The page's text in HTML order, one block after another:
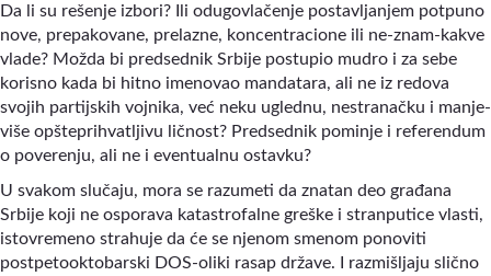
Da li su rešenje izbori? Ili odugovlačenje postavljanjem potpuno
nove, prepakovane, prelazne, koncentracione ili ne-znam-kakve
vlade? Možda bi predsednik Srbije postupio mudro i za sebe
korisno kada bi hitno imenovao mandatara, ali ne iz redova
svojih partijskih vojnika, već neku uglednu, nestranačku i manje-
više opšteprihvatljivu ličnost? Predsednik pominje i referendum
o poverenju, ali ne i eventualnu ostavku?
U svakom slučaju, mora se razumeti da znatan deo građana
Srbije koji ne osporava katastrofalne greške i stranputice vlasti,
istovremeno strahuje da će se njenom smenom ponoviti
postpetooktobarski DOS-oliki rasap države. I razmišljaju slično